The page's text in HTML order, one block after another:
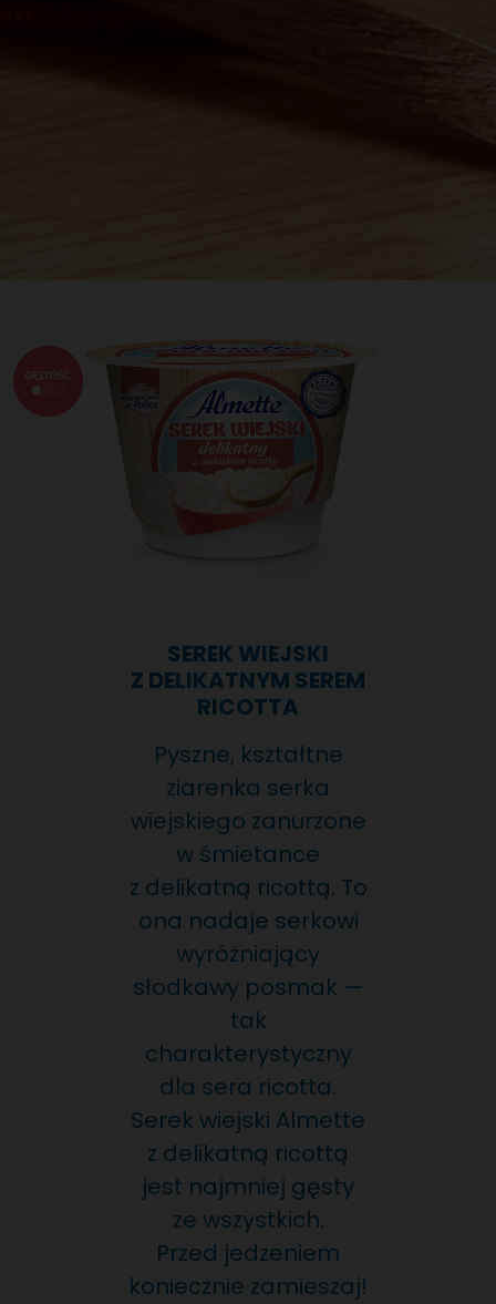
SEREK WIEJSKI
Z DELIKATNYM SEREM
RICOTTA
Pyszne, kształtne
ziarenka serka
wiejskiego zanurzone
w śmietance
z delikatną ricottą. To
ona nadaje serkowi
wyróżniający
słodkawy posmak —
tak
charakterystyczny
dla sera ricotta.
Serek wiejski Almette
z delikatną ricottą
jest najmniej gęsty
ze wszystkich.
Przed jedzeniem
koniecznie zamieszaj!